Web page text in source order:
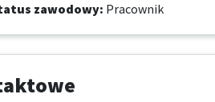
zawodowy: Pracownik